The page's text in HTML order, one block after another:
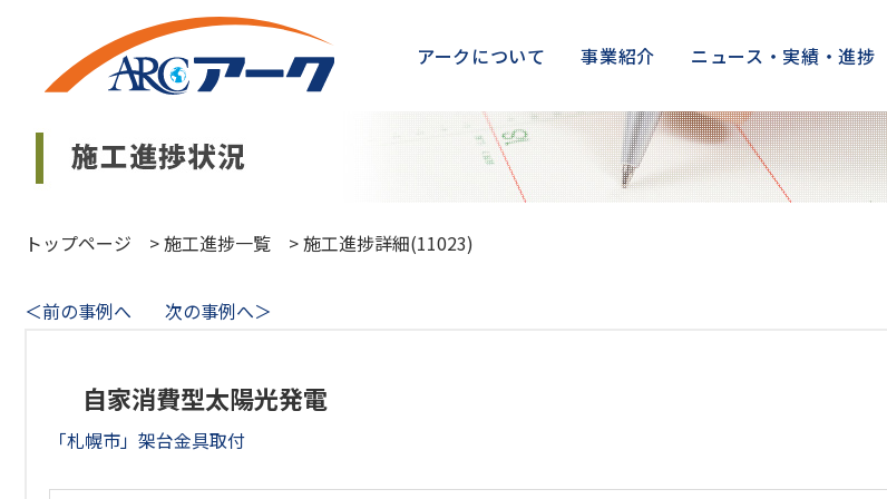
アークについて 事業紹介 ニュース・実績・進捗
トップページ >施工進捗一覧 >施工進捗詳細(11023)
＜前の事例へ
次の事例へ＞
自家消費型太陽光発電
「札幌市」架台金具取付